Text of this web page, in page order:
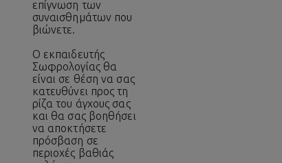
επίγνωση των
συναισθημάτων που
βιώνετε.
Ο εκπαιδευτής
Σωφρολογίας θα
είναι σε θέση να σας
κατευθύνει προς τη
ρίζα του άγχους σας
και θα σας βοηθήσει
να αποκτήσετε
πρόσβαση σε
περιοχές βαθιάς